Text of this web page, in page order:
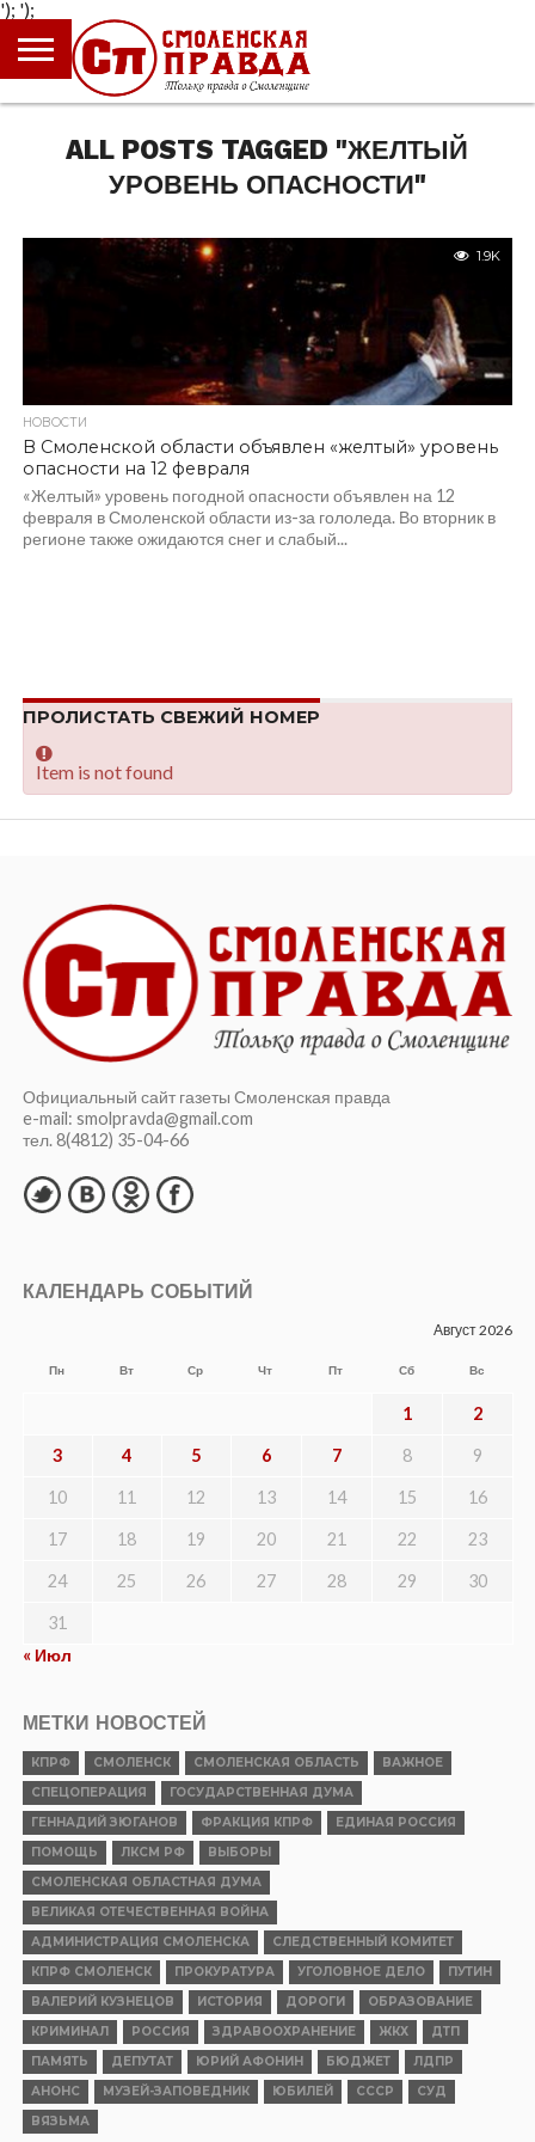
');
ГЛАВНАЯ
НОВОСТИ
ПРОИСШЕСТВИЯ
ПОЛИТИКА
КУЛЬТУРА
ЭКОНОМИКА
ОБЩЕСТВО
БЛОГИ
ALL POSTS TAGGED "ЖЕЛТЫЙ
УРОВЕНЬ ОПАСНОСТИ"
1.9K
НОВОСТИ
В Смоленской области объявлен «желтый» уровень
опасности на 12 февраля
«Желтый» уровень погодной опасности объявлен на 12
февраля в Смоленской области из-за гололеда. Во вторник в
регионе также ожидаются снег и слабый...
ПРОЛИСТАТЬ СВЕЖИЙ НОМЕР
Item is not found
Официальный сайт газеты Смоленская правда
e-mail: smolpravda@gmail.com
тел. 8(4812) 35-04-66
КАЛЕНДАРЬ СОБЫТИЙ
Август 2026
Пн Вт Ср Чт Пт Сб Вс
1 2
3 4 5 6 7 8 9
10 11 12 13 14 15 16
17 18 19 20 21 22 23
24 25 26 27 28 29 30
31
« Июл
МЕТКИ НОВОСТЕЙ
КПРФ СМОЛЕНСК СМОЛЕНСКАЯ ОБЛАСТЬ
ВАЖНОЕ
СПЕЦОПЕРАЦИЯ
ГОСУДАРСТВЕННАЯ ДУМА
ГЕННАДИЙ ЗЮГАНОВ
ФРАКЦИЯ КПРФ
ЕДИНАЯ РОССИЯ
ПОМОЩЬ
ЛКСМ РФ
ВЫБОРЫ
СМОЛЕНСКАЯ ОБЛАСТНАЯ ДУМА
ВЕЛИКАЯ ОТЕЧЕСТВЕННАЯ ВОЙНА
АДМИНИСТРАЦИЯ СМОЛЕНСКА
СЛЕДСТВЕННЫЙ КОМИТЕТ
КПРФ СМОЛЕНСК
ПРОКУРАТУРА УГОЛОВНОЕ ДЕЛО
ПУТИН
ВАЛЕРИЙ КУЗНЕЦОВ
ИСТОРИЯ ДОРОГИ
ОБРАЗОВАНИЕ
КРИМИНАЛ
РОССИЯ ЗДРАВООХРАНЕНИЕ ЖКХ
ДТП
ПАМЯТЬ
ДЕПУТАТ ЮРИЙ АФОНИН БЮДЖЕТ
ЛДПР
АНОНС
МУЗЕЙ-ЗАПОВЕДНИК ЮБИЛЕЙ СССР
СУД
ВЯЗЬМА
');